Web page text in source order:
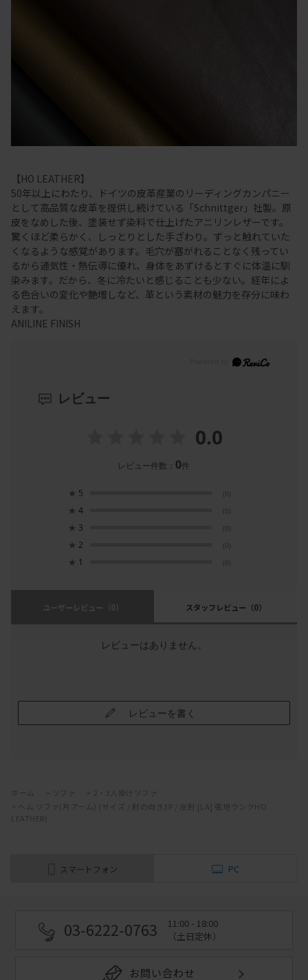
【HO LEATHER】
50年以上にわたり、ドイツの皮革産業のリーディングカンパニー
として高品質な皮革を提供し続けている「Schnittger」社製。原
皮をなめした後、塗装せず染料で仕上げたアニリンレザーです。
驚くほど柔らかく、しっとりとした手ざわり。ずっと触れていた
くなるような感覚があります。毛穴が塞がれることなく残ってい
るから通気性・熱伝導に優れ、身体をあずけるとすぐに体温に馴
染みます。だから、冬に冷たいと感じることも少ない。経年によ
る色合いの変化や艶増しなど、革という素材の魅力を存分に味わ
えます。
ANILINE FINISH
レビュー
0.0
レビュー件数： 0件
★ 5 (0)
★ 4 (0)
★ 3 (0)
★ 2 (0)
★ 1 (0)
ユーザーレビュー （0） スタッフレビュー （0）
レビューはありません。
レビューを書く
ホーム ソファ
2・3人掛けソファ
ヘム ソファ(片アーム) (サイズ / 肘の向き3P / 左肘 [LA] 張地ランクHO
LEATHER)
スマートフォン PC
03-6222-0763
11:00 - 18:00
（土日定休）
お問い合わせ